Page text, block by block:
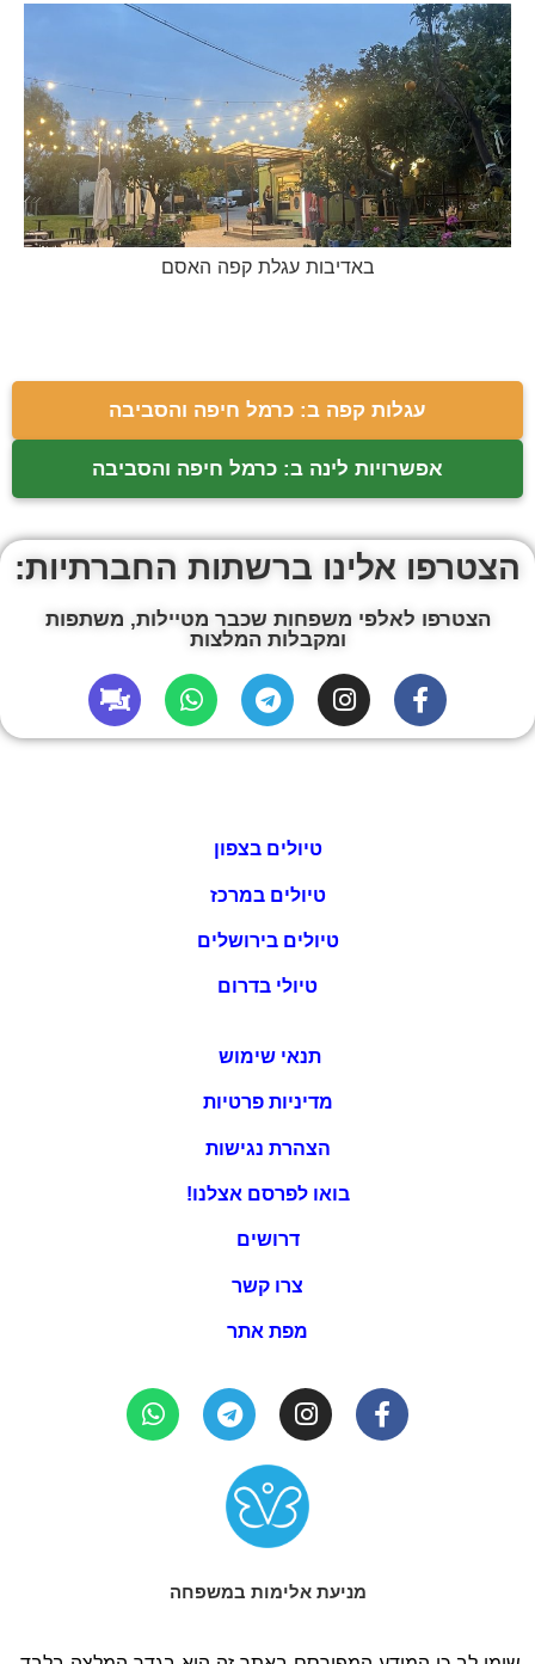
באדיבות עגלת קפה האסם
עגלות קפה ב: כרמל חיפה והסביבה
אפשרויות לינה ב: כרמל חיפה והסביבה
הצטרפו אלינו ברשתות החברתיות:
הצטרפו לאלפי משפחות שכבר מטיילות, משתפות
ומקבלות המלצות
טיולים בצפון
טיולים במרכז
טיולים בירושלים
טיולי בדרום
תנאי שימוש
מדיניות פרטיות
הצהרת נגישות
בואו לפרסם אצלנו!
דרושים
צרו קשר
מפת אתר
מניעת אלימות במשפחה